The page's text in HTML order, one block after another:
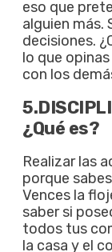
eso que
alguien más.
decisiones.
lo que
con los
¿Qué es?
Realizar las
porque
Vences la
saber si
todos tus
la casa y el